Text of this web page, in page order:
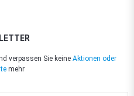
verpassen Sie keine Aktionen oder
mehr